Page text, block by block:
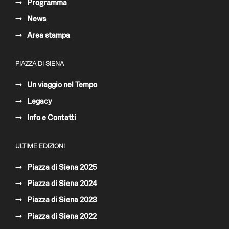
Programma
News
Area stampa
PIAZZA DI SIENA
Un viaggio nel Tempo
Legacy
Info e Contatti
ULTIME EDIZIONI
Piazza di Siena 2025
Piazza di Siena 2024
Piazza di Siena 2023
Piazza di Siena 2022